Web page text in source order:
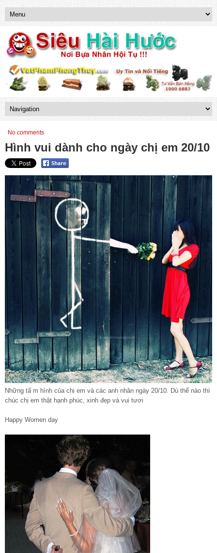
No comments
Hình vui dành cho ngày chị em 20/10
Những tấ m hình của chị em và các anh nhân ngày 20/10. Dù thế nào thì
chúc chị em thật hạnh phúc, xinh đẹp và vui tươi
Happy Women day